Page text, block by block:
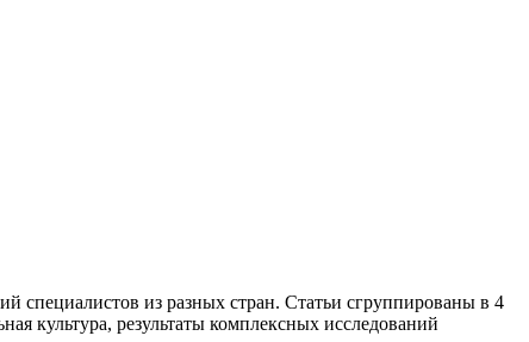
специалистов из разных стран. Статьи сгруппированы в 4
культура, результаты комплексных исследований